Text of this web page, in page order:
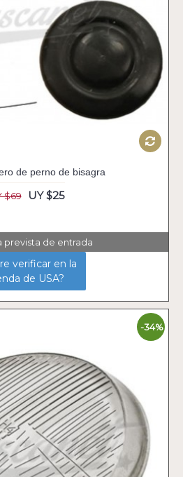
de perno de bisagra
$69 UY $25
prevista de entrada
verificar en la
de USA?
-34%